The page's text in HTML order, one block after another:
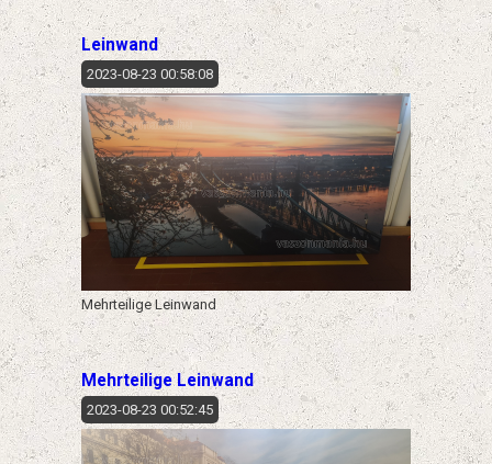
Leinwand
2023-08-23 00:58:08
Mehrteilige Leinwand
Mehrteilige Leinwand
2023-08-23 00:52:45